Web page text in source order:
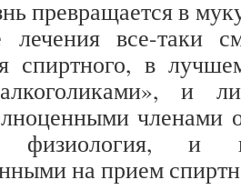
превращается в
лечения все-таки
спиртного, в
и
членами
физиология, и
на прием